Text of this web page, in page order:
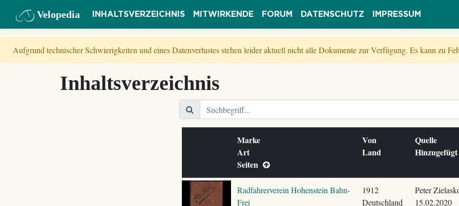
Velopedia INHALTSVERZEICHNIS MITWIRKENDE FORUM DATENSCHUTZ IMPRESSUM
Aufgrund technischer Schwierigkeiten und eines Datenverlustes stehen leider aktuell nicht alle Dokumente zur Verfügung. Es kann zu
Inhaltsverzeichnis
Marke
Art
Seiten
Von
Land
Quelle
Radfahrerverein Hohenstein Bahn-
Frei
1912
Deutschland
Peter
15.02.2020